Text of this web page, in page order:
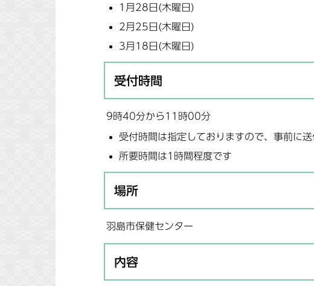
1月28日(木曜日)
2月25日(木曜日)
3月18日(木曜日)
受付時間
9時40分から11時00分
受付時間は指定しておりますので、事前に
所要時間は1時間程度です
場所
羽島市保健センター
内容